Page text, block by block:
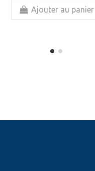
Ajouter au panier